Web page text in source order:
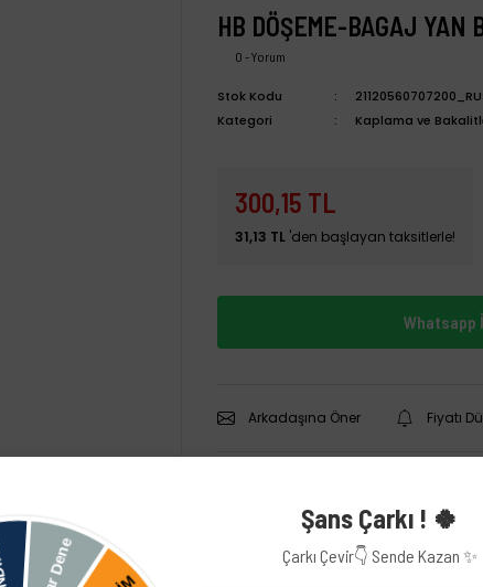
HB DÖŞEME-BAGAJ
0 - Yorum
Stok Kodu
Kategori
Kaplama ve
300,15 TL
31,13 TL 'den başlayan taksitlerle!
Whatsapp
Arkadaşına Öner Fiyatı
Şans Çarkı ! 🍀
Çarkı Çevir👇 Sende Kazan ✨